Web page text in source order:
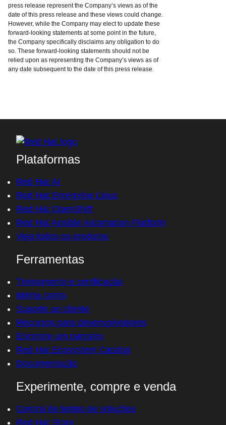
press release represent the Company’s views as of the
date of this press release and these views could change.
However, while the Company may elect to update these
forward-looking statements at some point in the future,
the Company specifically disclaims any obligation to do
so. These forward-looking statements should not be
relied upon as representing the Company’s views as of
any date subsequent to the date of this press release.
Plataformas
Red Hat AI
Red Hat Enterprise Linux
Red Hat OpenShift
Red Hat Ansible Automation Platform
Veja todos os produtos
Ferramentas
Treinamento e certificação
Minha conta
Suporte ao cliente
Recursos para desenvolvedores
Encontre um parceiro
Red Hat Ecosystem Catalog
Documentação
Experimente, compre e venda
Central de testes de soluções
Red Hat Store